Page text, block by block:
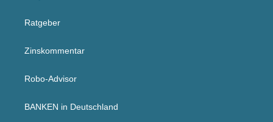
Ratgeber
Zinskommentar
Robo-Advisor
BANKEN in Deutschland